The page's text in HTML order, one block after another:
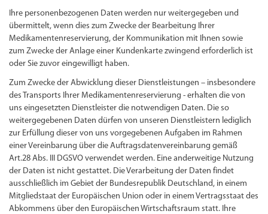
Ihre personenbezogenen Daten werden nur weitergegeben und
übermittelt, wenn dies zum Zwecke der Bearbeitung Ihrer
Medikamentenreservierung, der Kommunikation mit Ihnen sowie
zum Zwecke der Anlage einer Kundenkarte zwingend erforderlich ist
oder Sie zuvor eingewilligt haben.
Zum Zwecke der Abwicklung dieser Dienstleistungen – insbesondere
des Transports Ihrer Medikamentenreservierung - erhalten die von
uns eingesetzten Dienstleister die notwendigen Daten. Die so
weitergegebenen Daten dürfen von unseren Dienstleistern lediglich
zur Erfüllung dieser von uns vorgegebenen Aufgaben im Rahmen
einer Vereinbarung über die Auftragsdatenvereinbarung gemäß
Art.28 Abs. III DGSVO verwendet werden. Eine anderweitige Nutzung
der Daten ist nicht gestattet. Die Verarbeitung der Daten findet
ausschließlich im Gebiet der Bundesrepublik Deutschland, in einem
Mitgliedstaat der Europäischen Union oder in einem Vertragsstaat des
Abkommens über den Europäischen Wirtschaftsraum statt. Ihre